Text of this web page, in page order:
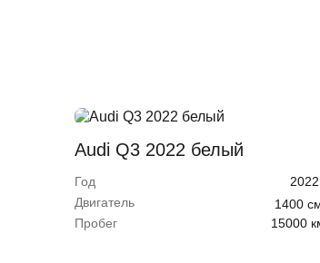
Audi Q3 2022 белый
Год 2022
Двигатель
1400
Пробег 15000